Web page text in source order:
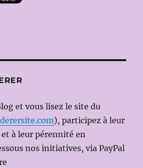
et vous lisez le site du
), participez à leur
à leur pérennité en
nos initiatives, via PayPal